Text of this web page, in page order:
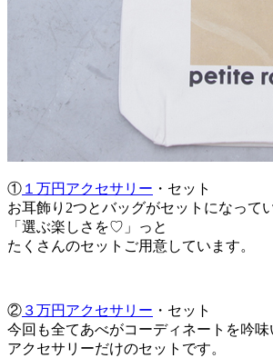
① １万円アクセサリー ・セット
お耳飾り2つとバッグがセットになって
「選ぶ楽しさを♡」っと
たくさんのセットご用意しています。
② ３万円アクセサリー ・セット
今回も全てあべがコーディネートを吟
アクセサリーだけのセットです。